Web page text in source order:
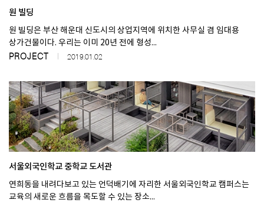
원 빌딩
원 빌딩은 부산 해운대 신도시의 상업지역에 위치한 사무실 겸 임대용
상가건물이다. 우리는 이미 20년 전에 형성...
PROJECT 2019.01.02
서울외국인학교 중학교 도서관
연희동을 내려다보고 있는 언덕배기에 자리한 서울외국인학교 캠퍼스는
교육의 새로운 흐름을 목도할 수 있는 장소...